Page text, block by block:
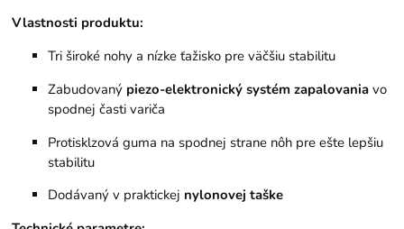
Vlastnosti produktu:
Tri široké nohy a nízke ťažisko pre väčšiu stabilitu
Zabudovaný piezo-elektronický systém zapalovania vo
spodnej časti variča
Protisklzová guma na spodnej strane nôh pre ešte lepšiu
stabilitu
Dodávaný v praktickej nylonovej taške